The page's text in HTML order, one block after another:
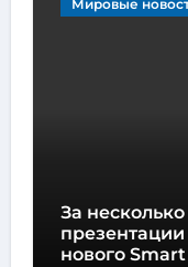
Мировые
За
нового